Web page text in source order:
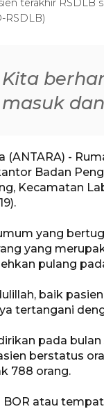
terakhir RSDLB
RSDLB)
Kita
masuk
(ANTARA) -
Badan
Kecamatan
yang
yang
pulang
baik
tertangani
pada
berstatus
788 orang.
BOR atau